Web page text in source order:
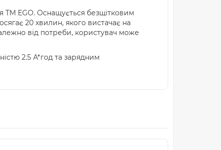
ТМ EGO. Оснащується безщітковим
20 хвилин, якого вистачає на
від потреби, користувач може
2.5 А*год та зарядним